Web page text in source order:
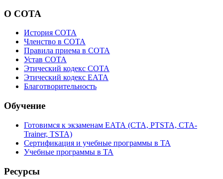
О СОТА
История СОТА
Членство в СОТА
Правила приема в СОТА
Устав СОТА
Этический кодекс СОТА
Этический кодекс ЕАТА
Благотворительность
Обучение
Готовимся к экзаменам ЕАТА (СТА, PTSTA, СТА-
Trainer, TSTA)
Сертификация и учебные программы в ТА
Учебные программы в ТА
Ресурсы